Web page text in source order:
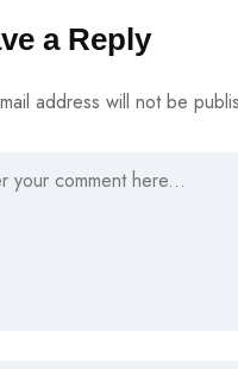
a Reply
address will not be